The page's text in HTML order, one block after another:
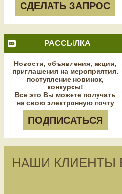
СДЕЛАТЬ ЗАПРОС
РАССЫЛКА
Новости, объявления, акции,
приглашения на мероприятия.
поступление новинок,
конкурсы!
Все это Вы можете получать
на свою электронную почту
ПОДПИСАТЬСЯ
НАШИ КЛИЕНТЫ